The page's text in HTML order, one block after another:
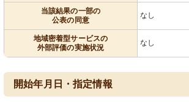
当該結果の一部の
公表の同意
なし
地域密着型サービスの
外部評価の実施状況
なし
開始年月日・指定情報